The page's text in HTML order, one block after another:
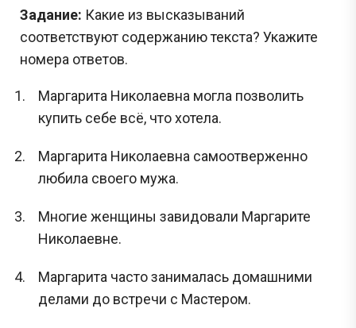
Задание: Какие из высказываний
соответствуют содержанию текста? Укажите
номера ответов.
Маргарита Николаевна могла позволить
купить себе всё, что хотела.
Маргарита Николаевна самоотверженно
любила своего мужа.
Многие женщины завидовали Маргарите
Николаевне.
Маргарита часто занималась домашними
делами до встречи с Мастером.